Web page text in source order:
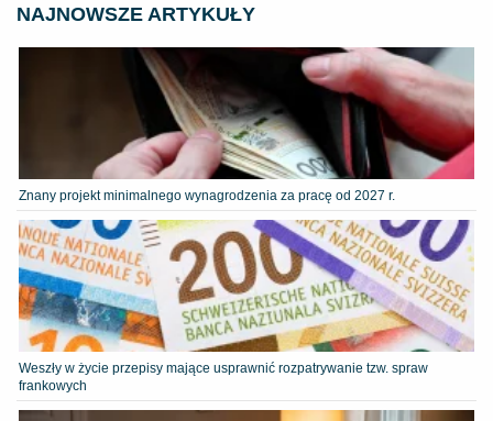
NAJNOWSZE ARTYKUŁY
Znany projekt minimalnego wynagrodzenia za pracę od 2027 r.
Weszły w życie przepisy mające usprawnić rozpatrywanie tzw. spraw
frankowych